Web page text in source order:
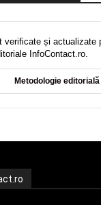
verificate și actualizate
InfoContact.ro.
Metodologie editorială